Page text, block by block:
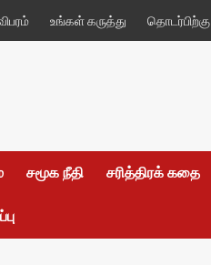
உங்கள் கருத்து தொடர்பிற்கு
சமூக நீதி சரித்திரக் கதை